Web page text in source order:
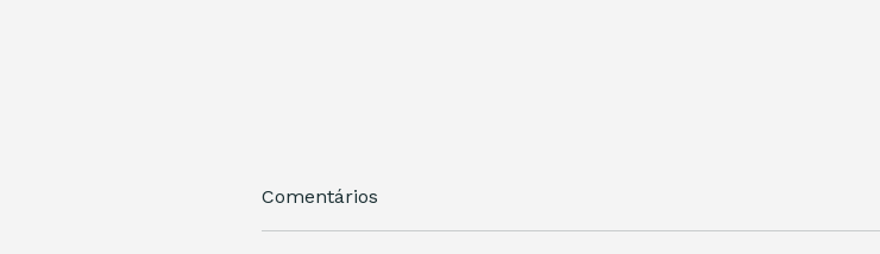
Comentários